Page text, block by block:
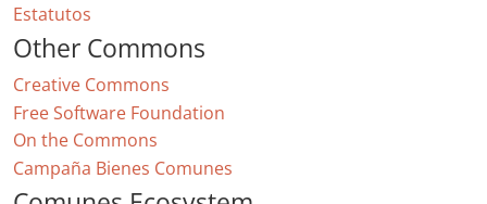
Estatutos
Other Commons
Creative Commons
Free Software Foundation
On the Commons
Campaña Bienes Comunes